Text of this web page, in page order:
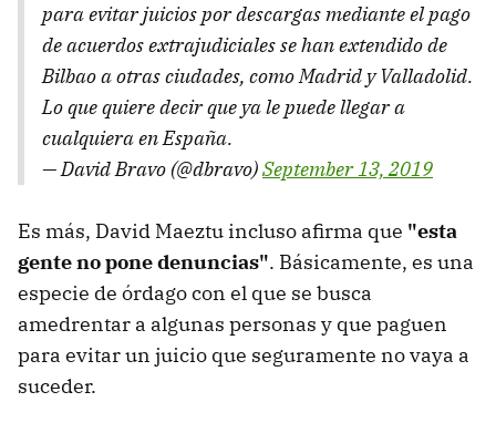
para evitar juicios por descargas mediante el pago
de acuerdos extrajudiciales se han extendido de
Bilbao a otras ciudades, como Madrid y Valladolid.
Lo que quiere decir que ya le puede llegar a
cualquiera en España.
— David Bravo (@dbravo)September 13, 2019
Es más, David Maeztu incluso afirma que "esta
gente no pone denuncias". Básicamente, es una
especie de órdago con el que se busca
amedrentar a algunas personas y que paguen
para evitar un juicio que seguramente no vaya a
suceder.